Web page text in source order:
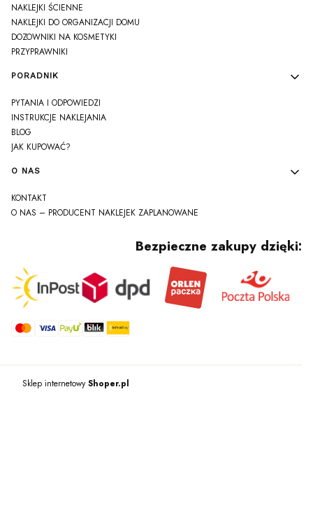
NAKLEJKI ŚCIENNE
NAKLEJKI DO ORGANIZACJI DOMU
DOZOWNIKI NA KOSMETYKI
PRZYPRAWNIKI
PORADNIK
PYTANIA I ODPOWIEDZI
INSTRUKCJE NAKLEJANIA
BLOG
JAK KUPOWAĆ?
O NAS
KONTAKT
O NAS – PRODUCENT NAKLEJEK ZAPLANOWANE
Bezpieczne zakupy dzięki:
Sklep internetowyShoper.pl